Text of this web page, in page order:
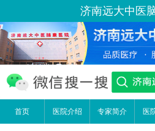
济南远大中医
首页 医院介绍 专家简介 医